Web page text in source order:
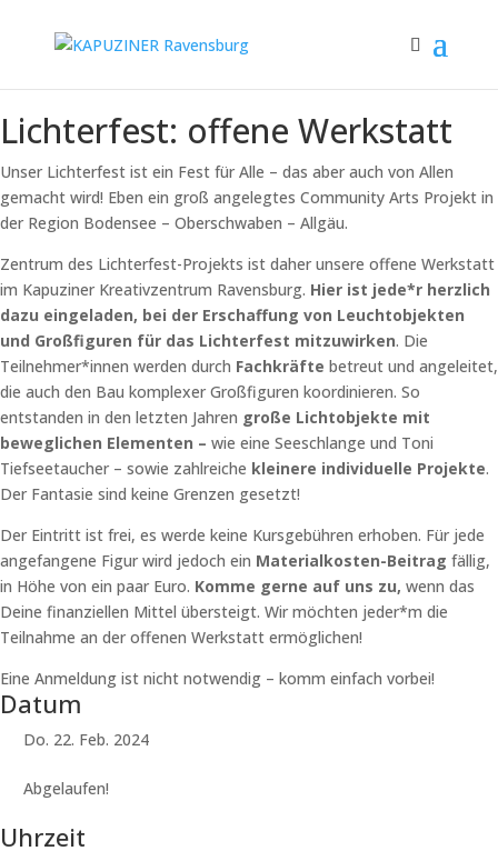
Lichterfest: offene Werkstatt
Unser Lichterfest ist ein Fest für Alle – das aber auch von Allen
gemacht wird! Eben ein groß angelegtes Community Arts Projekt in
der Region Bodensee – Oberschwaben – Allgäu.
Zentrum des Lichterfest-Projekts ist daher unsere offene Werkstatt
im Kapuziner Kreativzentrum Ravensburg. Hier ist jede*r herzlich
dazu eingeladen, bei der Erschaffung von Leuchtobjekten
und Großfiguren für das Lichterfest mitzuwirken. Die
Teilnehmer*innen werden durch Fachkräfte betreut und angeleitet,
die auch den Bau komplexer Großfiguren koordinieren. So
entstanden in den letzten Jahren große Lichtobjekte mit
beweglichen Elementen – wie eine Seeschlange und Toni
Tiefseetaucher – sowie zahlreiche kleinere individuelle Projekte.
Der Fantasie sind keine Grenzen gesetzt!
Der Eintritt ist frei, es werde keine Kursgebühren erhoben. Für jede
angefangene Figur wird jedoch ein Materialkosten-Beitrag fällig,
in Höhe von ein paar Euro. Komme gerne auf uns zu, wenn das
Deine finanziellen Mittel übersteigt. Wir möchten jeder*m die
Teilnahme an der offenen Werkstatt ermöglichen!
Eine Anmeldung ist nicht notwendig – komm einfach vorbei!
Datum
Do. 22. Feb. 2024
Abgelaufen!
Uhrzeit